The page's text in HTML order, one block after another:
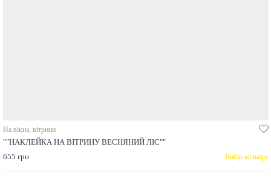
На вікна, вітрини
""НАКЛЕЙКА НА ВІТРИНУ ВЕСНЯНИЙ ЛІС""
655 грн
Вибір кольору